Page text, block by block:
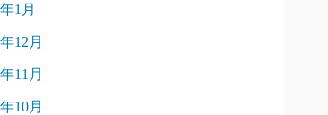
1月
12月
11月
10月